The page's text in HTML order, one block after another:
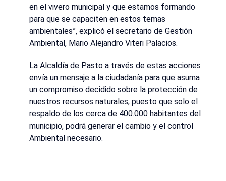
en el vivero municipal y que estamos formando
para que se capaciten en estos temas
ambientales”, explicó el secretario de Gestión
Ambiental, Mario Alejandro Viteri Palacios.
La Alcaldía de Pasto a través de estas acciones
envía un mensaje a la ciudadanía para que asuma
un compromiso decidido sobre la protección de
nuestros recursos naturales, puesto que solo el
respaldo de los cerca de 400.000 habitantes del
municipio, podrá generar el cambio y el control
Ambiental necesario.